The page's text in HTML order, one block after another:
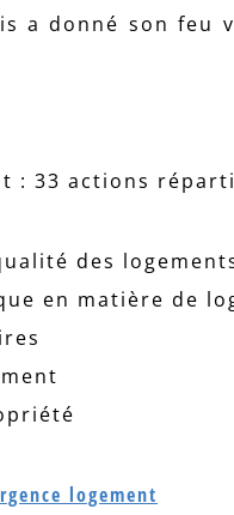
a donné son feu
: 33 actions
des
en matière de
logement